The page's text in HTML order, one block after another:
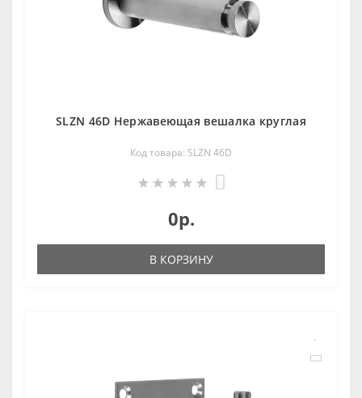
SLZN 46D Нержавеющая вешалка круглая
Код товара: SLZN 46D
0р.
В КОРЗИНУ